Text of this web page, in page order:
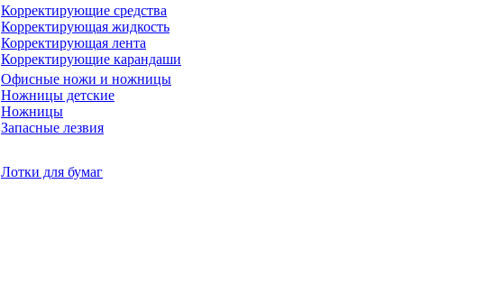
Корректирующие средства
Корректирующая жидкость
Корректирующая лента
Корректирующие карандаши
Офисные ножи и ножницы
Ножницы детские
Ножницы
Запасные лезвия
Лотки для бумаг